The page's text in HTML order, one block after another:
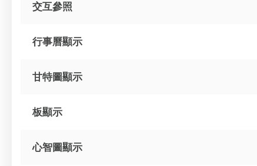
交互參照
行事曆顯示
甘特圖顯示
板顯示
心智圖顯示